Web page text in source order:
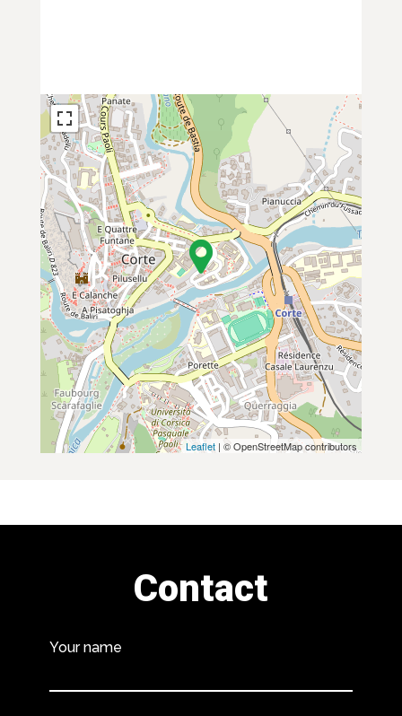
Leaflet | © OpenStreetMap contributors
Contact
Your name